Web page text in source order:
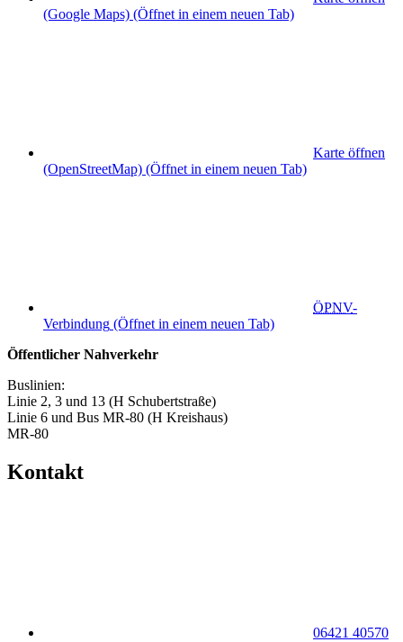
(Google Maps) (Öffnet in einem neuen Tab)
Karte öffnen
(OpenStreetMap) (Öffnet in einem neuen Tab)
ÖPNV-
Verbindung (Öffnet in einem neuen Tab)
Öffentlicher Nahverkehr
Buslinien:
Linie 2, 3 und 13 (H Schubertstraße)
Linie 6 und Bus MR-80 (H Kreishaus)
MR-80
Kontakt
06421 40570